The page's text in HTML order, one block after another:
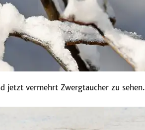
jetzt vermehrt Zwergtaucher zu sehen.